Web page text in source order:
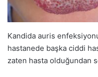
Kandida auris
hastanede başka ciddi
zaten hasta olduğundan